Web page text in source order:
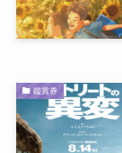
鑑賞券